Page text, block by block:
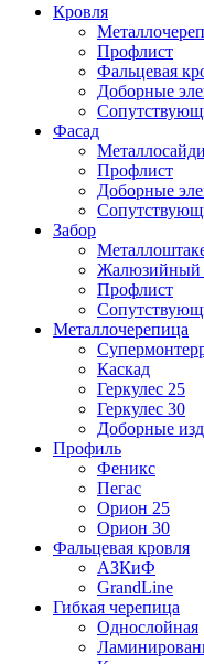
Кровля
Профлист
Фальцевая
Доборные
Фасад
Профлист
Доборные
Забор
Жалюзийный
Профлист
Металлочерепица
Каскад
Геркулес 25
Геркулес 30
Доборные
Профиль
Феникс
Пегас
Орион 25
Орион 30
Фальцевая кровля
АЗКиФ
GrandLine
Гибкая черепица
Однослойная